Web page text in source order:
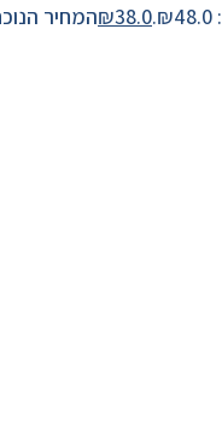
₪38.0 המחיר הנוכחי